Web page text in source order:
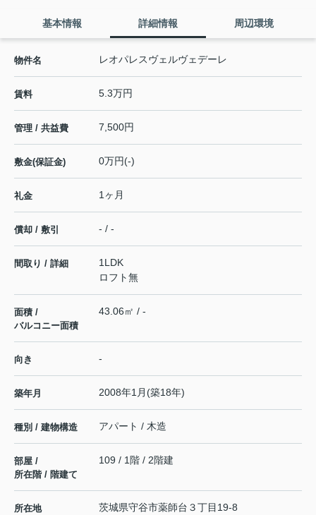
基本情報 詳細情報 周辺環境
物件名 レオパレスヴェルヴェデーレ
賃料 5.3万円
管理 / 共益費 7,500円
敷金(保証金) 0万円(-)
礼金 1ヶ月
償却 / 敷引 - / -
間取り / 詳細
1LDK
ロフト無
面積 /
バルコニー面積
43.06㎡ / -
向き -
築年月 2008年1月(築18年)
種別 / 建物構造 アパート / 木造
部屋 /
所在階 / 階建て
109 / 1階 / 2階建
所在地 茨城県守谷市薬師台 ３丁目19-8